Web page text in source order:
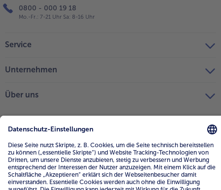
0800 - 000 19 18
Mo.-Fr.: 7-21 Uhr Sa: 8-16 Uhr
Service
Unternehmen
Über uns